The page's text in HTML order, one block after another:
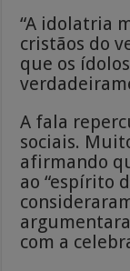
“A idolatria
cristãos do
que os
A fala
sociais.
afirmando
ao “espírito
com a